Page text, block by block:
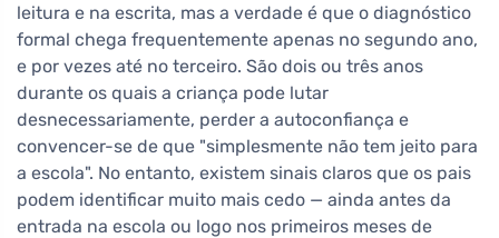
leitura e na escrita, mas a verdade é que o diagnóstico
formal chega frequentemente apenas no segundo ano,
e por vezes até no terceiro. São dois ou três anos
durante os quais a criança pode lutar
desnecessariamente, perder a autoconfiança e
convencer-se de que "simplesmente não tem jeito para
a escola". No entanto, existem sinais claros que os pais
podem identificar muito mais cedo — ainda antes da
entrada na escola ou logo nos primeiros meses de